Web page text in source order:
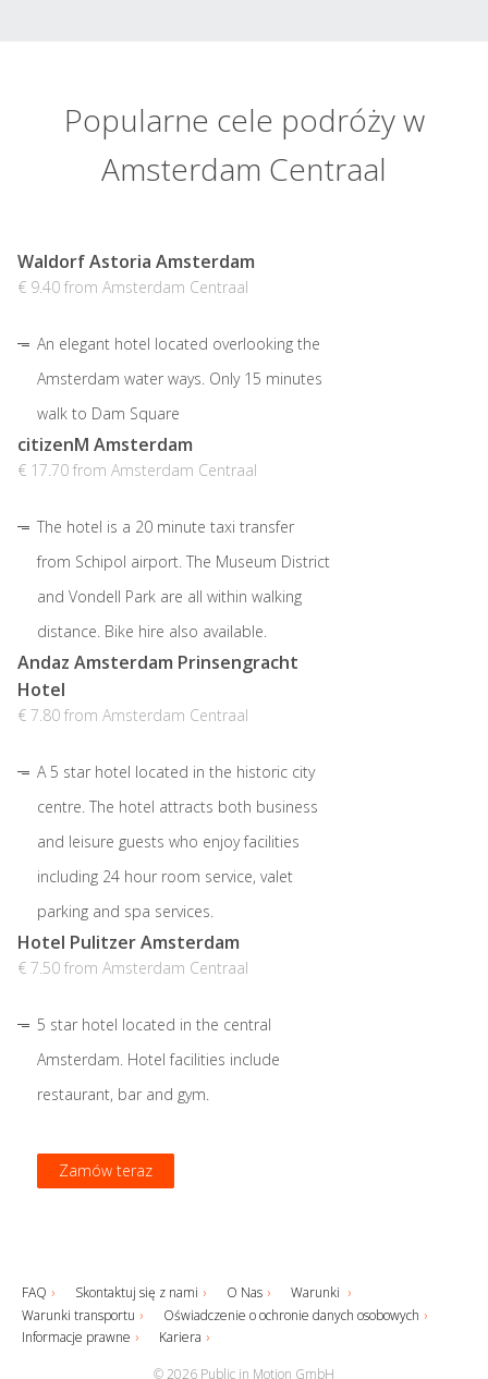
Popularne cele podróży w
Amsterdam Centraal
Waldorf Astoria Amsterdam
€ 9.40 from Amsterdam Centraal
An elegant hotel located overlooking the
Amsterdam water ways. Only 15 minutes
walk to Dam Square
Zamów teraz
citizenM Amsterdam
€ 17.70 from Amsterdam Centraal
The hotel is a 20 minute taxi transfer
from Schipol airport. The Museum District
and Vondell Park are all within walking
distance. Bike hire also available.
Zamów teraz
Andaz Amsterdam Prinsengracht
Hotel
€ 7.80 from Amsterdam Centraal
A 5 star hotel located in the historic city
centre. The hotel attracts both business
and leisure guests who enjoy facilities
including 24 hour room service, valet
parking and spa services.
Zamów teraz
Hotel Pulitzer Amsterdam
€ 7.50 from Amsterdam Centraal
5 star hotel located in the central
Amsterdam. Hotel facilities include
restaurant, bar and gym.
Zamów teraz
FAQ Skontaktuj się z nami O Nas
Warunki
Warunki transportu
Oświadczenie o ochronie danych osobowych
Informacje prawne
Kariera
© 2026 Public in Motion GmbH